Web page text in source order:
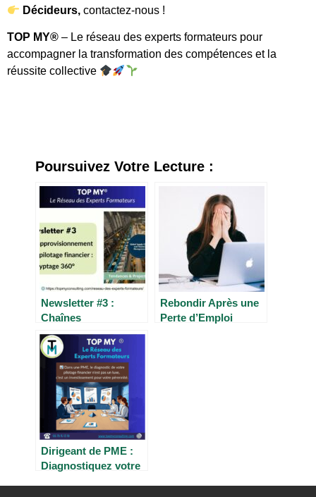
Décideurs, contactez-nous !
TOP MY®️ – Le réseau des experts formateurs pour
accompagner la transformation des compétences et la
réussite collective
Poursuivez Votre Lecture :
Newsletter #3 :
Chaînes
d’approvisionnement
mondial et pilotage
financier :
Décryptage 360°
pour les décideurs _
Tendances &
Projections 2025-
2030
Rebondir Après une
Perte d’Emploi
Dirigeant de PME :
Diagnostiquez votre